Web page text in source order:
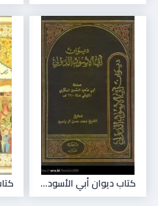
كتاب ديوان أبي الأسود...